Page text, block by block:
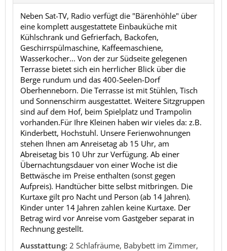
Neben Sat-TV, Radio verfügt die "Bärenhöhle" über
eine komplett ausgestattete Einbauküche mit
Kühlschrank und Gefrierfach, Backofen,
Geschirrspülmaschine, Kaffeemaschiene,
Wasserkocher... Von der zur Südseite gelegenen
Terrasse bietet sich ein herrlicher Blick über die
Berge rundum und das 400-Seelen-Dorf
Oberhenneborn. Die Terrasse ist mit Stühlen, Tisch
und Sonnenschirm ausgestattet. Weitere Sitzgruppen
sind auf dem Hof, beim Spielplatz und Trampolin
vorhanden.Für Ihre Kleinen haben wir vieles da: z.B.
Kinderbett, Hochstuhl. Unsere Ferienwohnungen
stehen Ihnen am Anreisetag ab 15 Uhr, am
Abreisetag bis 10 Uhr zur Verfügung. Ab einer
Übernachtungsdauer von einer Woche ist die
Bettwäsche im Preise enthalten (sonst gegen
Aufpreis). Handtücher bitte selbst mitbringen. Die
Kurtaxe gilt pro Nacht und Person (ab 14 Jahren).
Kinder unter 14 Jahren zahlen keine Kurtaxe. Der
Betrag wird vor Anreise vom Gastgeber separat in
Rechnung gestellt.
Ausstattung: 2 Schlafräume, Babybett im Zimmer,